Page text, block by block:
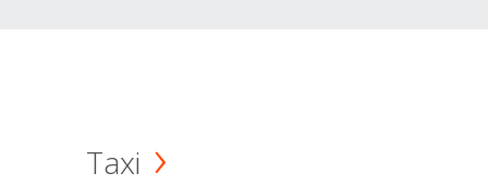
Taxi